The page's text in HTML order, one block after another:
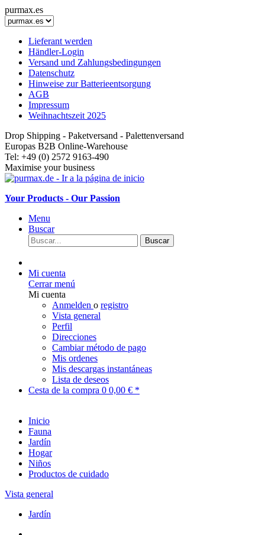
purmax.es
Lieferant werden
Händler-Login
Versand und Zahlungsbedingungen
Datenschutz
Hinweise zur Batterieentsorgung
AGB
Impressum
Weihnachtszeit 2025
Drop Shipping - Paketversand - Palettenversand
Europas B2B Online-Warehouse
Tel: +49 (0) 2572 9163-490
Maximise your business
Your Products - Our Passion
Menu
Buscar
Buscar
Mi cuenta
Cerrar menú
Mi cuenta
Anmelden o registro
Vista general
Perfil
Direcciones
Cambiar método de pago
Mis ordenes
Mis descargas instantáneas
Lista de deseos
Cesta de la compra 0 0,00 € *
Inicio
Fauna
Jardín
Hogar
Niños
Productos de cuidado
Vista general
Jardín